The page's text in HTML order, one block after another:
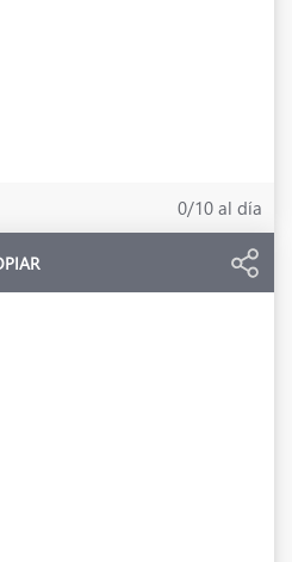
0/10 al día